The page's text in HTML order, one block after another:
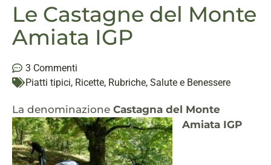
Le Castagne del Monte
Amiata IGP
3 Commenti
Piatti tipici, Ricette, Rubriche, Salute e Benessere
La denominazione Castagna del Monte
Amiata IGP